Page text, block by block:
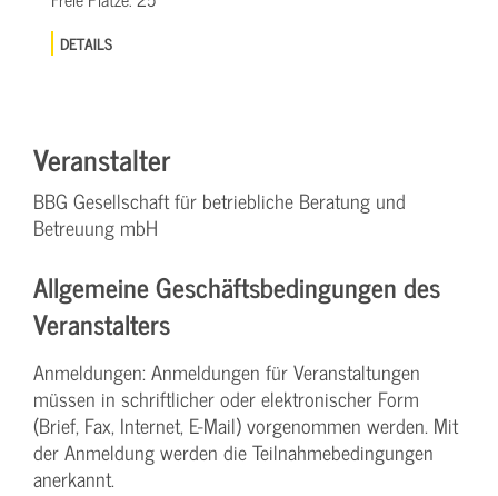
DETAILS
Veranstalter
BBG Gesellschaft für betriebliche Beratung und
Betreuung mbH
Allgemeine Geschäftsbedingungen des
Veranstalters
Anmeldungen: Anmeldungen für Veranstaltungen
müssen in schriftlicher oder elektronischer Form
(Brief, Fax, Internet, E-Mail) vorgenommen werden. Mit
der Anmeldung werden die Teilnahme­bedingungen
anerkannt.